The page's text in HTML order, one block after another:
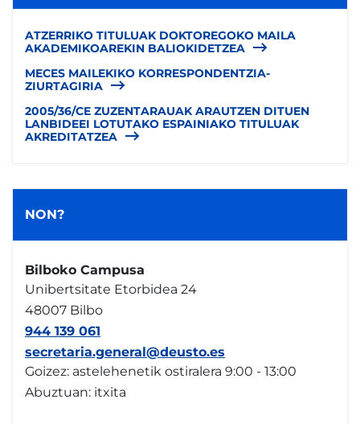
ATZERRIKO TITULUAK DOKTOREGOKO MAILA
AKADEMIKOAREKIN BALIOKIDETZEA
MECES MAILEKIKO KORRESPONDENTZIA-
ZIURTAGIRIA
2005/36/CE ZUZENTARAUAK ARAUTZEN DITUEN
LANBIDEEI LOTUTAKO ESPAINIAKO TITULUAK
AKREDITATZEA
NON?
Bilboko Campusa
Unibertsitate Etorbidea 24
48007 Bilbo
944 139 061
secretaria.general@deusto.es
Goizez: astelehenetik ostiralera 9:00 - 13:00
Abuztuan: itxita